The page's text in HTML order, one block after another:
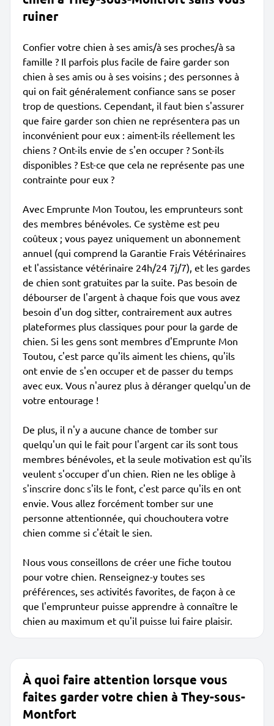
ruiner
Confier votre chien à ses amis/à ses proches/à sa
famille ? Il parfois plus facile de faire garder son
chien à ses amis ou à ses voisins ; des personnes à
qui on fait généralement confiance sans se poser
trop de questions. Cependant, il faut bien s'assurer
que faire garder son chien ne représentera pas un
inconvénient pour eux : aiment-ils réellement les
chiens ? Ont-ils envie de s'en occuper ? Sont-ils
disponibles ? Est-ce que cela ne représente pas une
contrainte pour eux ?
Avec Emprunte Mon Toutou, les emprunteurs sont
des membres bénévoles. Ce système est peu
coûteux ; vous payez uniquement un abonnement
annuel (qui comprend la Garantie Frais Vétérinaires
et l'assistance vétérinaire 24h/24 7j/7), et les gardes
de chien sont gratuites par la suite. Pas besoin de
débourser de l'argent à chaque fois que vous avez
besoin d'un dog sitter, contrairement aux autres
plateformes plus classiques pour pour la garde de
chien. Si les gens sont membres d'Emprunte Mon
Toutou, c'est parce qu'ils aiment les chiens, qu'ils
ont envie de s'en occuper et de passer du temps
avec eux. Vous n'aurez plus à déranger quelqu'un de
votre entourage !
De plus, il n'y a aucune chance de tomber sur
quelqu'un qui le fait pour l'argent car ils sont tous
membres bénévoles, et la seule motivation est qu'ils
veulent s'occuper d'un chien. Rien ne les oblige à
s'inscrire donc s'ils le font, c'est parce qu'ils en ont
envie. Vous allez forcément tomber sur une
personne attentionnée, qui chouchoutera votre
chien comme si c'était le sien.
Nous vous conseillons de créer une fiche toutou
pour votre chien. Renseignez-y toutes ses
préférences, ses activités favorites, de façon à ce
que l'emprunteur puisse apprendre à connaître le
chien au maximum et qu'il puisse lui faire plaisir.
À quoi faire attention lorsque vous
faites garder votre chien à They-sous-
Montfort